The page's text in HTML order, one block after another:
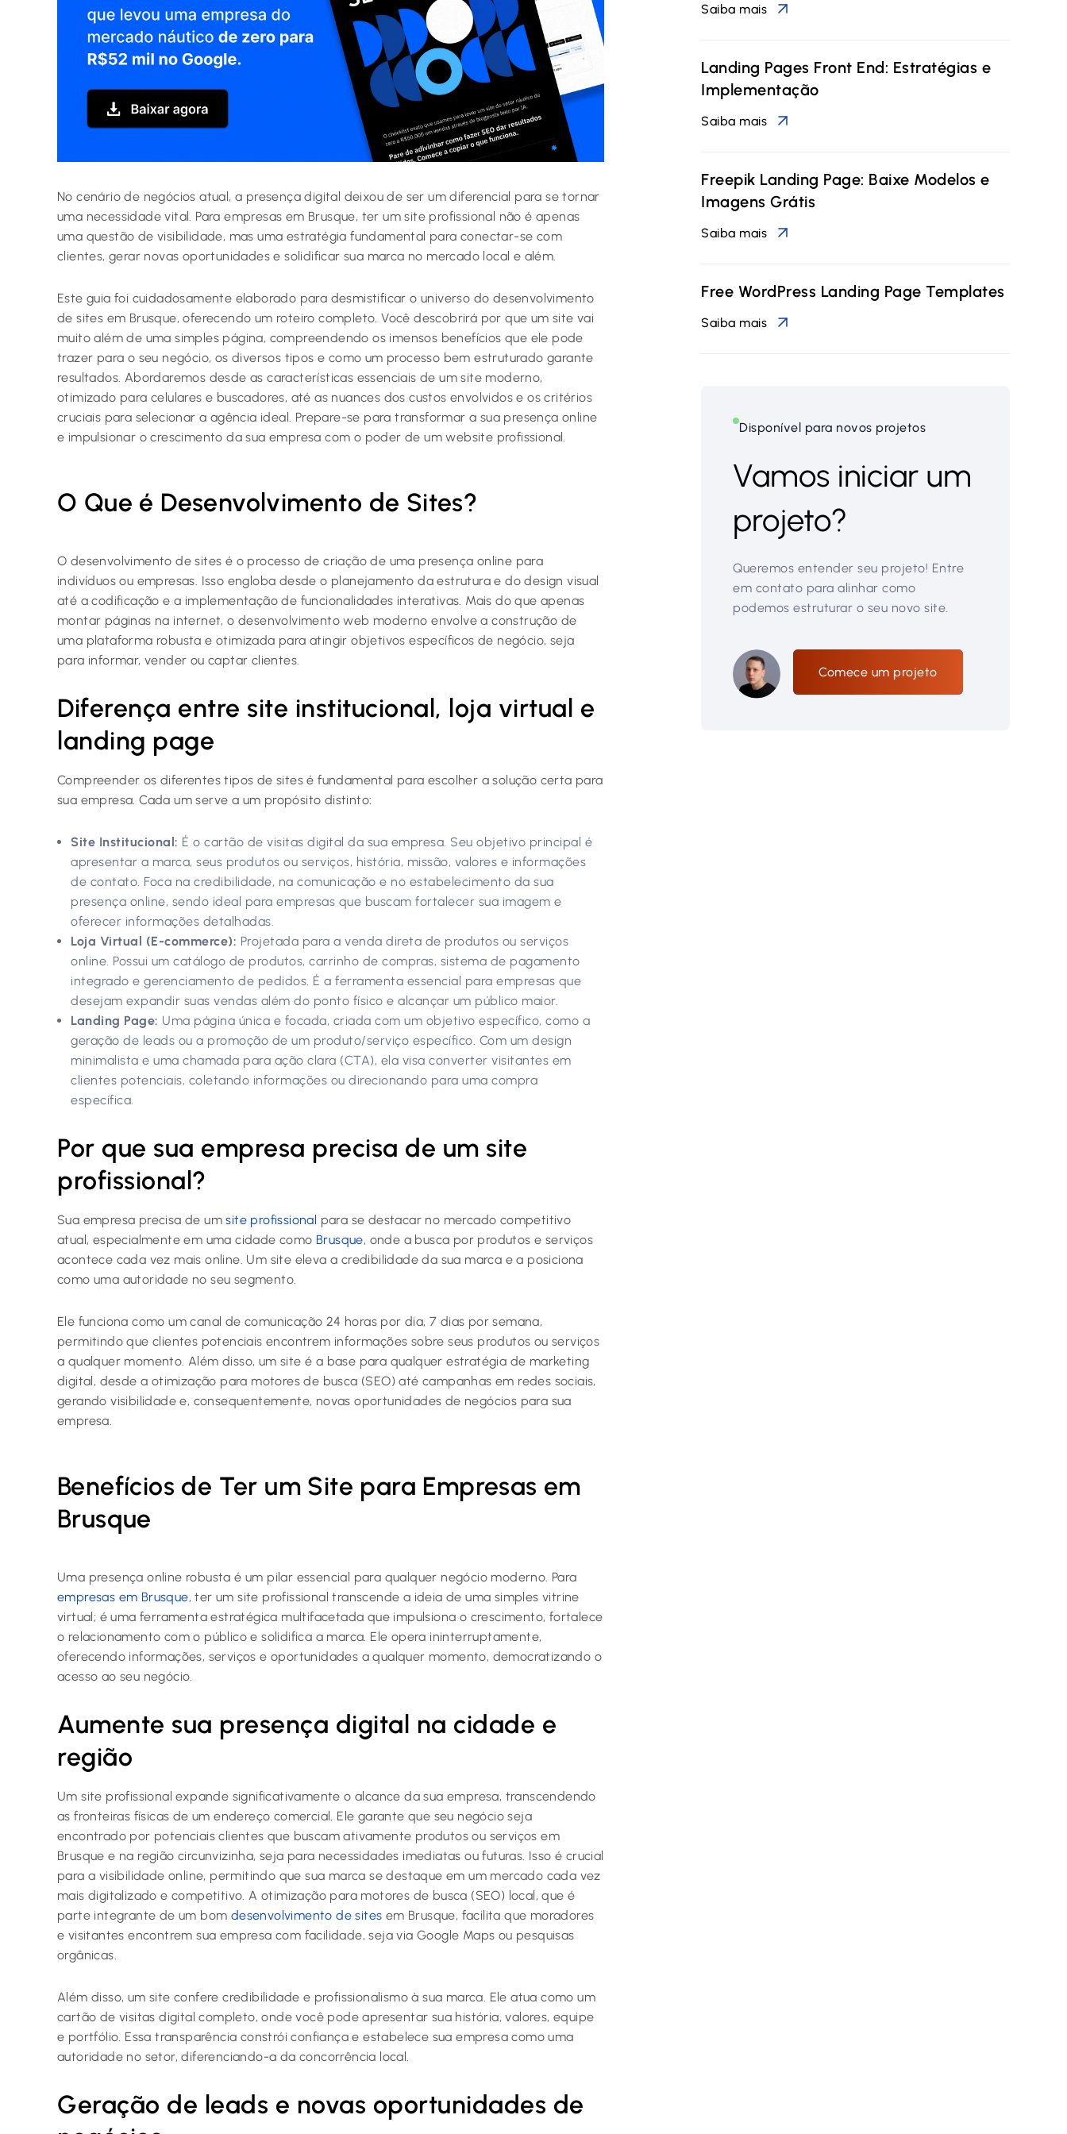
No cenário de negócios atual, a presença digital deixou de ser um diferencial para se tornar
uma necessidade vital. Para empresas em Brusque, ter um site profissional não é apenas
uma questão de visibilidade, mas uma estratégia fundamental para conectar-se com
clientes, gerar novas oportunidades e solidificar sua marca no mercado local e além.
Este guia foi cuidadosamente elaborado para desmistificar o universo do desenvolvimento
de sites em Brusque, oferecendo um roteiro completo. Você descobrirá por que um site vai
muito além de uma simples página, compreendendo os imensos benefícios que ele pode
trazer para o seu negócio, os diversos tipos e como um processo bem estruturado garante
resultados. Abordaremos desde as características essenciais de um site moderno,
otimizado para celulares e buscadores, até as nuances dos custos envolvidos e os critérios
cruciais para selecionar a agência ideal. Prepare-se para transformar a sua presença online
e impulsionar o crescimento da sua empresa com o poder de um website profissional.
O Que é Desenvolvimento de Sites?
O desenvolvimento de sites é o processo de criação de uma presença online para
indivíduos ou empresas. Isso engloba desde o planejamento da estrutura e do design visual
até a codificação e a implementação de funcionalidades interativas. Mais do que apenas
montar páginas na internet, o desenvolvimento web moderno envolve a construção de
uma plataforma robusta e otimizada para atingir objetivos específicos de negócio, seja
para informar, vender ou captar clientes.
Diferença entre site institucional, loja virtual e
landing page
Compreender os diferentes tipos de sites é fundamental para escolher a solução certa para
sua empresa. Cada um serve a um propósito distinto:
Site Institucional: É o cartão de visitas digital da sua empresa. Seu objetivo principal é
apresentar a marca, seus produtos ou serviços, história, missão, valores e informações
de contato. Foca na credibilidade, na comunicação e no estabelecimento da sua
presença online, sendo ideal para empresas que buscam fortalecer sua imagem e
oferecer informações detalhadas.
Loja Virtual (E-commerce): Projetada para a venda direta de produtos ou serviços
online. Possui um catálogo de produtos, carrinho de compras, sistema de pagamento
integrado e gerenciamento de pedidos. É a ferramenta essencial para empresas que
desejam expandir suas vendas além do ponto físico e alcançar um público maior.
Landing Page: Uma página única e focada, criada com um objetivo específico, como a
geração de leads ou a promoção de um produto/serviço específico. Com um design
minimalista e uma chamada para ação clara (CTA), ela visa converter visitantes em
clientes potenciais, coletando informações ou direcionando para uma compra
específica.
Por que sua empresa precisa de um site
profissional?
Sua empresa precisa de umsite profissional para se destacar no mercado competitivo
atual, especialmente em uma cidade como Brusque, onde a busca por produtos e serviços
acontece cada vez mais online. Um site eleva a credibilidade da sua marca e a posiciona
como uma autoridade no seu segmento.
Ele funciona como um canal de comunicação 24 horas por dia, 7 dias por semana,
permitindo que clientes potenciais encontrem informações sobre seus produtos ou serviços
a qualquer momento. Além disso, um site é a base para qualquer estratégia de marketing
digital, desde a otimização para motores de busca (SEO) até campanhas em redes sociais,
gerando visibilidade e, consequentemente, novas oportunidades de negócios para sua
empresa.
Benefícios de Ter um Site para Empresas em
Brusque
Uma presença online robusta é um pilar essencial para qualquer negócio moderno. Para
empresas em Brusque, ter um site profissional transcende a ideia de uma simples vitrine
virtual; é uma ferramenta estratégica multifacetada que impulsiona o crescimento, fortalece
o relacionamento com o público e solidifica a marca. Ele opera ininterruptamente,
oferecendo informações, serviços e oportunidades a qualquer momento, democratizando o
acesso ao seu negócio.
Aumente sua presença digital na cidade e
região
Um site profissional expande significativamente o alcance da sua empresa, transcendendo
as fronteiras físicas de um endereço comercial. Ele garante que seu negócio seja
encontrado por potenciais clientes que buscam ativamente produtos ou serviços em
Brusque e na região circunvizinha, seja para necessidades imediatas ou futuras. Isso é crucial
para a visibilidade online, permitindo que sua marca se destaque em um mercado cada vez
mais digitalizado e competitivo. A otimização para motores de busca (SEO) local, que é
parte integrante de um bom desenvolvimento de sites em Brusque, facilita que moradores
e visitantes encontrem sua empresa com facilidade, seja via Google Maps ou pesquisas
orgânicas.
Além disso, um site confere credibilidade e profissionalismo à sua marca. Ele atua como um
cartão de visitas digital completo, onde você pode apresentar sua história, valores, equipe
e portfólio. Essa transparência constrói confiança e estabelece sua empresa como uma
autoridade no setor, diferenciando-a da concorrência local.
Geração de leads e novas oportunidades de
Saiba mais
Landing Pages Front End: Estratégias e
Implementação
Saiba mais
Freepik Landing Page: Baixe Modelos e
Imagens Grátis
Saiba mais
Free WordPress Landing Page Templates
Saiba mais
Disponível para novos projetos
Vamos iniciar um
projeto?
Queremos entender seu projeto! Entre
em contato para alinhar como
podemos estruturar o seu novo site.
Comece um projeto